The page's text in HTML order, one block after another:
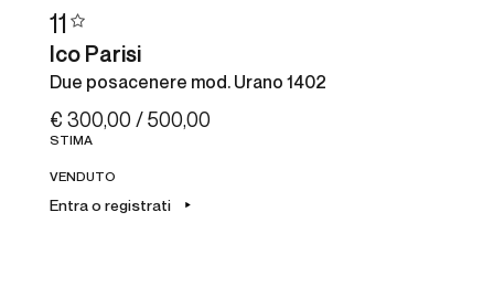
11
Ico Parisi
Due posacenere mod. Urano 1402
€ 300,00 / 500,00
STIMA
VENDUTO
Entra o registrati